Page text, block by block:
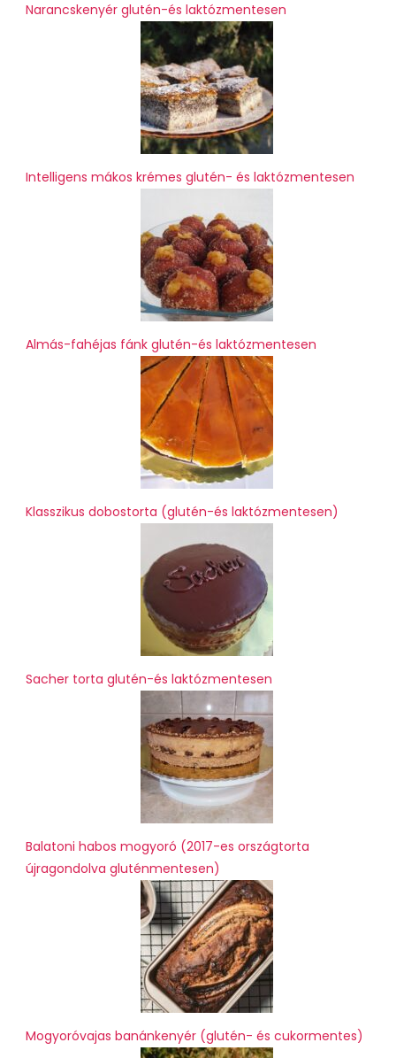
Narancskenyér glutén-és laktózmentesen
Intelligens mákos krémes glutén- és laktózmentesen
Almás-fahéjas fánk glutén-és laktózmentesen
Klasszikus dobostorta (glutén-és laktózmentesen)
Sacher torta glutén-és laktózmentesen
Balatoni habos mogyoró (2017-es országtorta
újragondolva gluténmentesen)
Mogyoróvajas banánkenyér (glutén- és cukormentes)